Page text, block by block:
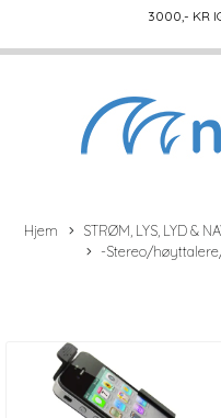
3000,- KR
Hjem STRØM, LYS, LYD &
-Stereo/